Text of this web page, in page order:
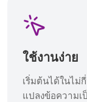
ใช้งานง่าย
เริ่มต้นได้ในไม่
แปลงข้อความเ